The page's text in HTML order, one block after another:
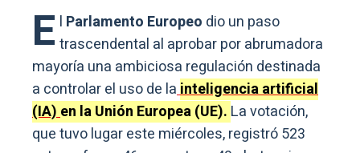
E l Parlamento Europeo dio un paso
trascendental al aprobar por abrumadora
mayoría una ambiciosa regulación destinada
a controlar el uso de lainteligencia artificial
(IA)en la Unión Europea (UE). La votación,
que tuvo lugar este miércoles, registró 523